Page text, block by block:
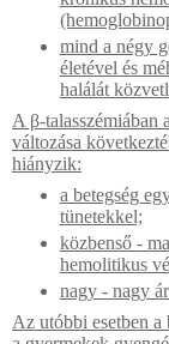
mind a négy
életével és
halálát
A β-talasszémiában
változása
hiányzik:
a betegség
tünetekkel;
közbenső -
hemolitikus
nagy - nagy
Az utóbbi esetben a